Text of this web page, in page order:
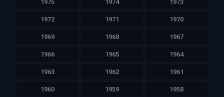
1975 1974 1973
1972 1971 1970
1969 1968 1967
1966 1965 1964
1963 1962 1961
1960 1959 1958